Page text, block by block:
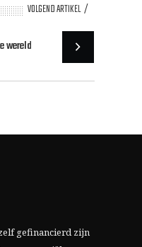
VOLGEND ARTIKEL
wereld
gefinancierd zijn